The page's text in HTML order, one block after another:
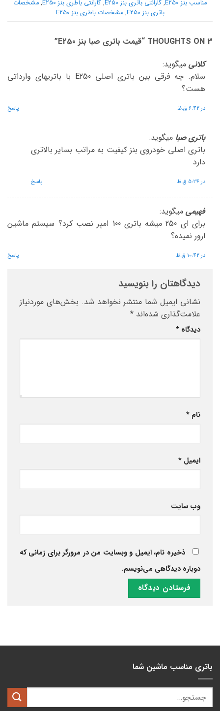
مناسب بنز E250
, گارانتی باتری بنز E250 , گارانتی باطری بنز E250 , مشخصات
باتری بنز E250
,مشخصات باطری بنز E250
3 THOUGHTS ON “ قیمت باتری صبا بنز E250
”
کلانی میگوید:
سلام. چه فرقی بین باتری اصلی E250 با باتریهای وارداتی
هست؟
در 6:42 ق.ظ پاسخ
باتری صبا میگوید:
باتری اصلی خودروی بنز کیفیت به مراتب بسایر بالاتری
دارد
در 5:24 ق.ظ پاسخ
فهیمی میگوید:
برای ای 250 میشه باتری 100 امپر نصب کرد؟ سیستم ماشین
ارور نمیده؟
در 10:42 ق.ظ پاسخ
دیدگاهتان را بنویسید
نشانی ایمیل شما منتشر نخواهد شد. بخش‌های موردنیاز
علامت‌گذاری شده‌اند *
دیدگاه *
نام *
ایمیل *
وب‌ سایت
ذخیره نام، ایمیل و وبسایت من در مرورگر برای زمانی که
دوباره دیدگاهی می‌نویسم.
باتری مناسب ماشین شما